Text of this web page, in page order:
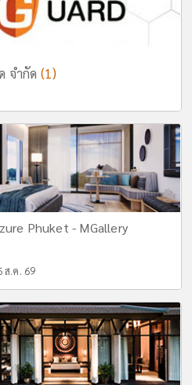
จำกัด (1)
Phuket - MGallery
ส.ค. 69